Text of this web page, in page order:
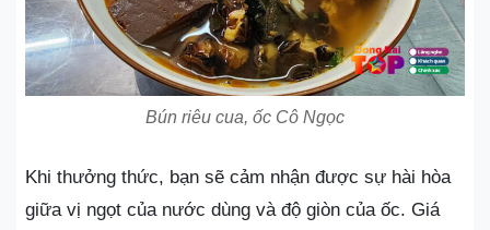
Bún riêu cua, ốc Cô Ngọc
Khi thưởng thức, bạn sẽ cảm nhận được sự hài hòa
giữa vị ngọt của nước dùng và độ giòn của ốc. Giá